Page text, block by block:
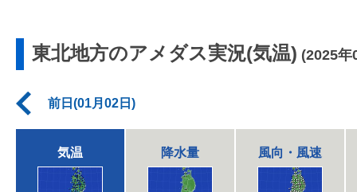
東北地方のアメダス実況(気温) (2025年
前日(01月02日)
気温 降水量 風向・風速